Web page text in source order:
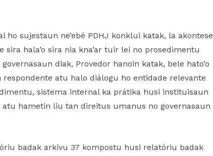
sujestaun ne’ebé PDHJ konklui katak, la akontese
hala’o sira nia kna’ar tuir lei no prosedimentu
diak, Provedor hanoin katak, bele hato’o
atu halo diálogu ho entidade relevante
sistema internal ka prátika husi instituisaun
hametin liu tan direitus umanus no governasaun
badak arkivu 37 kompostu husi relatóriu badak